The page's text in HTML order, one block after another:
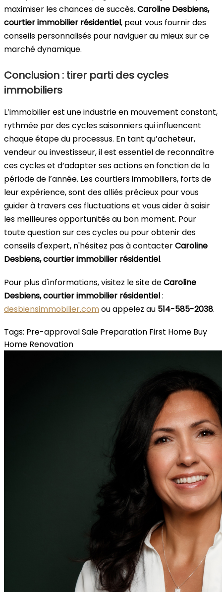
maximiser les chances de succès. Caroline Desbiens,
courtier immobilier résidentiel, peut vous fournir des
conseils personnalisés pour naviguer au mieux sur ce
marché dynamique.
Conclusion : tirer parti des cycles
immobiliers
L’immobilier est une industrie en mouvement constant,
rythmée par des cycles saisonniers qui influencent
chaque étape du processus. En tant qu’acheteur,
vendeur ou investisseur, il est essentiel de reconnaître
ces cycles et d’adapter ses actions en fonction de la
période de l’année. Les courtiers immobiliers, forts de
leur expérience, sont des alliés précieux pour vous
guider à travers ces fluctuations et vous aider à saisir
les meilleures opportunités au bon moment. Pour
toute question sur ces cycles ou pour obtenir des
conseils d'expert, n'hésitez pas à contacterCaroline
Desbiens, courtier immobilier résidentiel.
Pour plus d'informations, visitez le site deCaroline
Desbiens, courtier immobilier résidentiel:
desbiensimmobilier.comou appelez au 514-585-2038.
Tags: Pre-approvalSale Preparation First Home Buy
Home Renovation